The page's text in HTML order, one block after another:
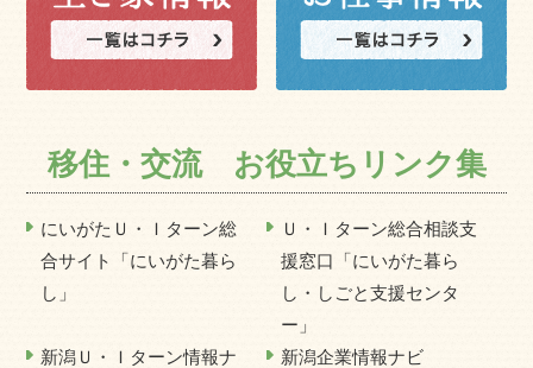
移住・交流 お役立ちリンク集
にいがたＵ・Ｉターン総
合サイト「にいがた暮ら
し」
Ｕ・Ｉターン総合相談支
援窓口「にいがた暮ら
し・しごと支援センタ
ー」
新潟Ｕ・Ｉターン情報ナ
新潟企業情報ナビ